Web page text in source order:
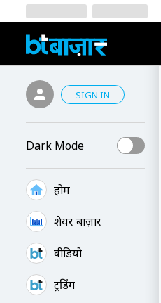
SIGN IN
Dark Mode
होम
शेयर बाज़ार
वीडियो
ट्रेंडिंग